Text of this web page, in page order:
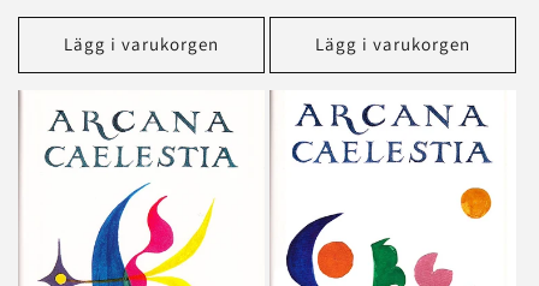
pris
Lägg i varukorgen
pris
Lägg i varukorgen